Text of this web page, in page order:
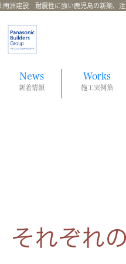
洲建設 耐震性に強い鹿児島の新築、注
News
新着情報
Works
施工実例集
それぞれ